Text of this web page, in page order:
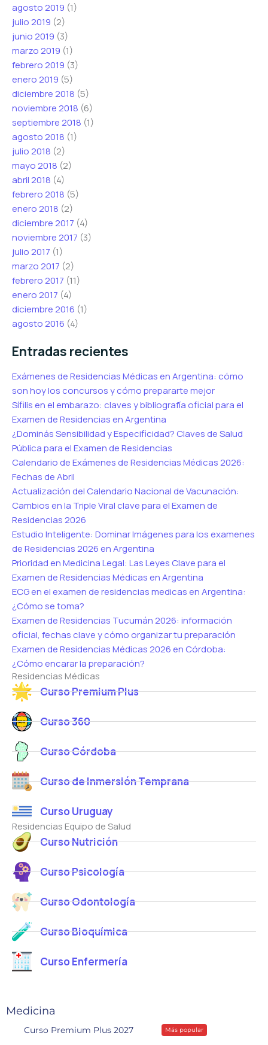
agosto 2019 (1)
julio 2019 (2)
junio 2019 (3)
marzo 2019 (1)
febrero 2019 (3)
enero 2019 (5)
diciembre 2018 (5)
noviembre 2018 (6)
septiembre 2018 (1)
agosto 2018 (1)
julio 2018 (2)
mayo 2018 (2)
abril 2018 (4)
febrero 2018 (5)
enero 2018 (2)
diciembre 2017 (4)
noviembre 2017 (3)
julio 2017 (1)
marzo 2017 (2)
febrero 2017 (11)
enero 2017 (4)
diciembre 2016 (1)
agosto 2016 (4)
Entradas recientes
Exámenes de Residencias Médicas en Argentina: cómo
son hoy los concursos y cómo prepararte mejor
Sífilis en el embarazo: claves y bibliografía oficial para el
Examen de Residencias en Argentina
¿Dominás Sensibilidad y Especificidad? Claves de Salud
Pública para el Examen de Residencias
Calendario de Exámenes de Residencias Médicas 2026:
Fechas de Abril
Actualización del Calendario Nacional de Vacunación:
Cambios en la Triple Viral clave para el Examen de
Residencias 2026
Estudio Inteligente: Dominar Imágenes para los examenes
de Residencias 2026 en Argentina
Prioridad en Medicina Legal: Las Leyes Clave para el
Examen de Residencias Médicas en Argentina
ECG en el examen de residencias medicas en Argentina:
¿Cómo se toma?
Examen de Residencias Tucumán 2026: información
oficial, fechas clave y cómo organizar tu preparación
Examen de Residencias Médicas 2026 en Córdoba:
¿Cómo encarar la preparación?
Residencias Médicas
Curso Premium Plus
Curso 360
Curso Córdoba
Curso de Inmersión Temprana
Curso Uruguay
Residencias Equipo de Salud
Curso Nutrición
Curso Psicología
Curso Odontología
Curso Bioquímica
Curso Enfermería
Medicina
Curso Premium Plus 2027 Más popular